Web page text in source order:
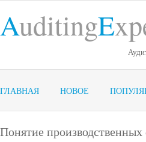
AuditingE
ГЛАВНАЯ НОВОЕ
Понятие